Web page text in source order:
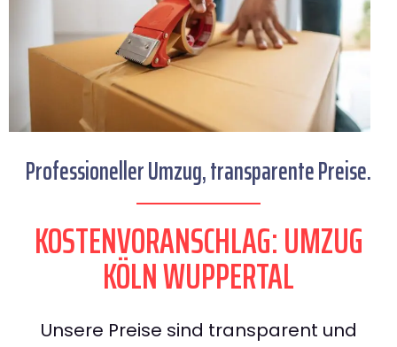
Professioneller Umzug, transparente Preise.
KOSTENVORANSCHLAG: UMZUG
KÖLN WUPPERTAL
Unsere Preise sind transparent und